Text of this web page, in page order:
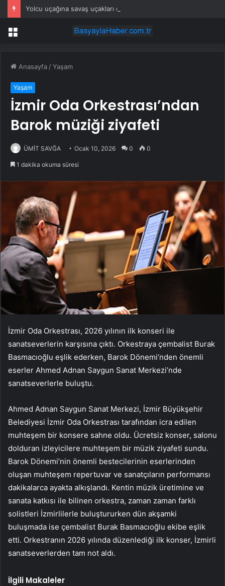
Menü
Anasayfa /Yaşam
Yaşam
İzmir Oda Orkestrası’ndan
Barok müziği ziyafeti
ÜMİT SAVĞA Ocak 10, 2026 0 0
1 dakika okuma süresi
İzmir Oda Orkestrası, 2026 yılının ilk konseri ile
sanatseverlerin karşısına çıktı. Orkestraya çembalist Burak
Basmacıoğlu eşlik ederken, Barok Dönemi’nden önemli
eserler Ahmed Adnan Saygun Sanat Merkezi’nde
sanatseverlerle buluştu.
Ahmed Adnan Saygun Sanat Merkezi, İzmir Büyükşehir
Belediyesi İzmir Oda Orkestrası tarafından icra edilen
muhteşem bir konsere sahne oldu. Ücretsiz konser, salonu
dolduran izleyicilere muhteşem bir müzik ziyafeti sundu.
Barok Dönemi’nin önemli bestecilerinin eserlerinden
oluşan muhteşem repertuvar ve sanatçıların performansı
dakikalarca ayakta alkışlandı. Kentin müzik üretimine ve
sanata katkısı ile bilinen orkestra, zaman zaman farklı
solistleri İzmirlilerle buluştururken dün akşamki
buluşmada ise çembalist Burak Basmacıoğlu ekibe eşlik
etti. Orkestranın 2026 yılında düzenlediği ilk konser, İzmirli
sanatseverlerden tam not aldı.
İlgili Makaleler